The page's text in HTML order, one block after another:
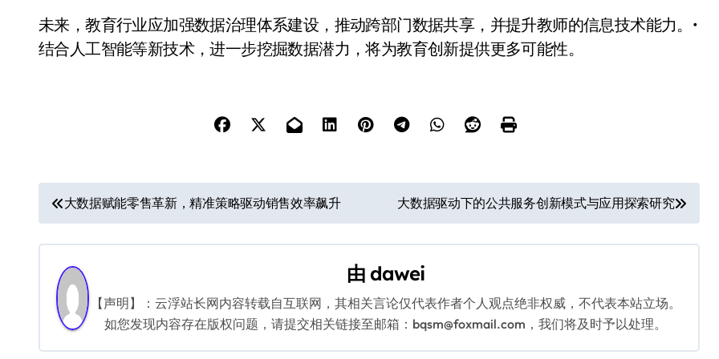
未来，教育行业应加强数据治理体系建设，推动跨部门数据共享，并提升教师的信息技术能力。•
结合人工智能等新技术，进一步挖掘数据潜力，将为教育创新提供更多可能性。
文
章
导
航
大数据赋能零售革新，精准策略驱动销售效率飙升 大数据驱动下的公共服务创新模式与应用探索研究
由 dawei
【声明】：云浮站长网内容转载自互联网，其相关言论仅代表作者个人观点绝非权威，不代表本站立场。
如您发现内容存在版权问题，请提交相关链接至邮箱：bqsm@foxmail.com，我们将及时予以处理。